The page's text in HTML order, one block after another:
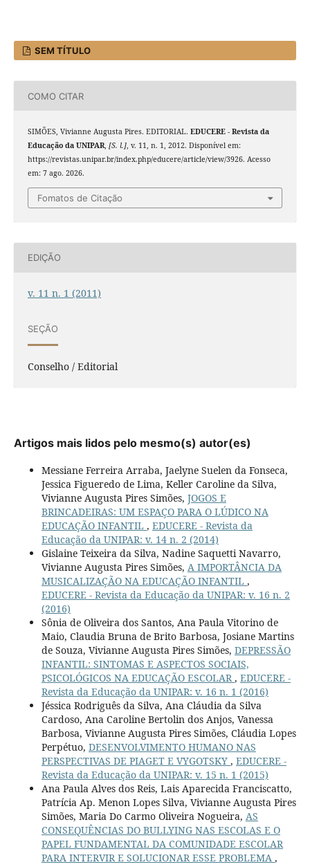
SEM TÍTULO
COMO CITAR
SIMÕES, Vivianne Augusta Pires. EDITORIAL. EDUCERE - Revista da
Educação da UNIPAR, [S. l.], v. 11, n. 1, 2012. Disponível em:
https://revistas.unipar.br/index.php/educere/article/view/3926. Acesso
em: 7 ago. 2026.
Fomatos de Citação
EDIÇÃO
v. 11 n. 1 (2011)
SEÇÃO
Conselho / Editorial
Artigos mais lidos pelo mesmo(s) autor(es)
Messiane Ferreira Arraba, Jaelyne Suelen da Fonseca,
Jessica Figueredo de Lima, Keller Caroline da Silva,
Vivianne Augusta Pires Simões, JOGOS E
BRINCADEIRAS: UM ESPAÇO PARA O LÚDICO NA
EDUCAÇÃO INFANTIL , EDUCERE - Revista da
Educação da UNIPAR: v. 14 n. 2 (2014)
Gislaine Teixeira da Silva, Nadine Saquetti Navarro,
Vivianne Augusta Pires Simões, A IMPORTÂNCIA DA
MUSICALIZAÇÃO NA EDUCAÇÃO INFANTIL ,
EDUCERE - Revista da Educação da UNIPAR: v. 16 n. 2
(2016)
Sônia de Oliveira dos Santos, Ana Paula Vitorino de
Maio, Claudia Bruna de Brito Barbosa, Josiane Martins
de Souza, Vivianne Augusta Pires Simões, DEPRESSÃO
INFANTIL: SINTOMAS E ASPECTOS SOCIAIS,
PSICOLÓGICOS NA EDUCAÇÃO ESCOLAR , EDUCERE -
Revista da Educação da UNIPAR: v. 16 n. 1 (2016)
Jéssica Rodriguês da Silva, Ana Cláudia da Silva
Cardoso, Ana Caroline Bertolin dos Anjos, Vanessa
Barbosa, Vivianne Augusta Pires Simões, Cláudia Lopes
Perpétuo, DESENVOLVIMENTO HUMANO NAS
PERSPECTIVAS DE PIAGET E VYGOTSKY , EDUCERE -
Revista da Educação da UNIPAR: v. 15 n. 1 (2015)
Ana Paula Alves dos Reis, Lais Aparecida Franciscatto,
Patrícia Ap. Menon Lopes Silva, Vivianne Augusta Pires
Simões, Maria Do Carmo Oliveira Nogueira, AS
CONSEQUÊNCIAS DO BULLYING NAS ESCOLAS E O
PAPEL FUNDAMENTAL DA COMUNIDADE ESCOLAR
PARA INTERVIR E SOLUCIONAR ESSE PROBLEMA ,